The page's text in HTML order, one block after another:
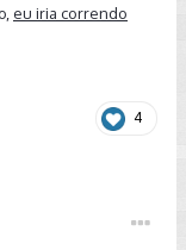
eu iria correndo
4